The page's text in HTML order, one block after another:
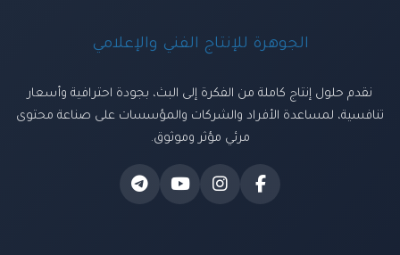
الجوهرة للإنتاج الفني والإعلامي
نقدم حلول إنتاج كاملة من الفكرة إلى البث، بجودة احترافية وأسعار
تنافسية، لمساعدة الأفراد والشركات والمؤسسات على صناعة محتوى
مرئي مؤثر وموثوق.